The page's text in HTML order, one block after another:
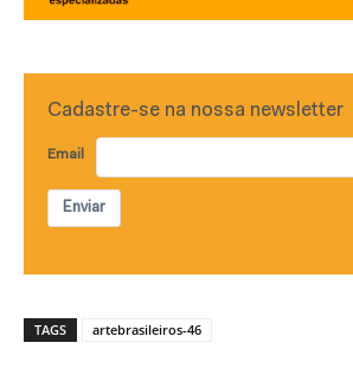
Cadastre-se na nossa newsletter
Email
Enviar
TAGS artebrasileiros-46